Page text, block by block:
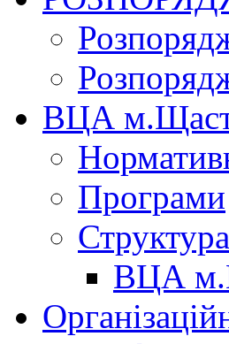
ВЦА
Програми
Структура
ВЦА